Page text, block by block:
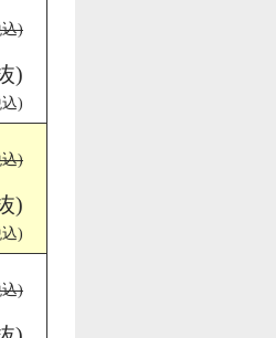
込)
)
)
込)
)
)
込)